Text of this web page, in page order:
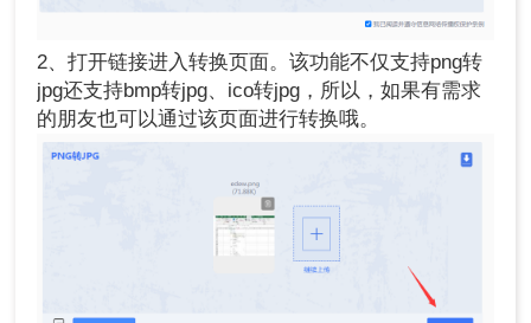
2、打开链接进入转换页面。该功能不仅支持png转
jpg还支持bmp转jpg、ico转jpg，所以，如果有需求
的朋友也可以通过该页面进行转换哦。